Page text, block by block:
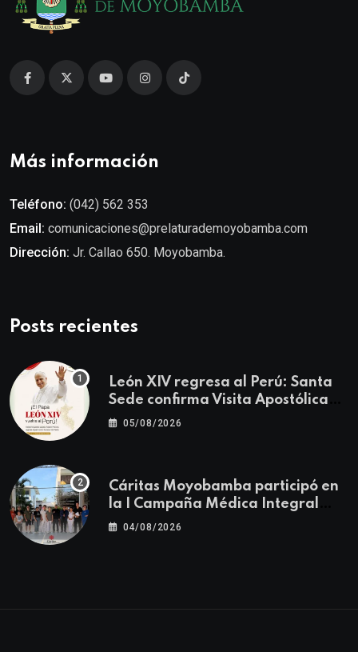
Más información
Teléfono: (042) 562 353
Email: comunicaciones@prelaturademoyobamba.com
Dirección: Jr. Callao 650. Moyobamba.
Posts recientes
León XIV regresa al Perú: Santa
Sede confirma Visita Apostólica
del 11 al 17 de noviembre
05/08/2026
Cáritas Moyobamba participó en
la I Campaña Médica Integral
Gratuita llevando salud y
04/08/2026